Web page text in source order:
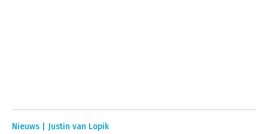
Nieuws | Justin van Lopik